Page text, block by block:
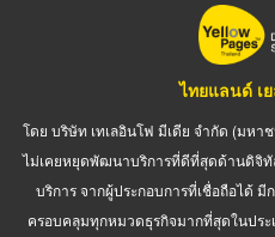
ไทยแลนด์ เ
โดย บริษัท เทเลอินโฟ มีเดีย จำกัด (มหา
ไม่เคยหยุดพัฒนาบริการที่ดีที่สุดด้านดิจิทั
บริการ จากผู้ประกอบการที่เชื่อถือได้
ครอบคลุมทุกหมวดธุรกิจมากที่สุดในประ